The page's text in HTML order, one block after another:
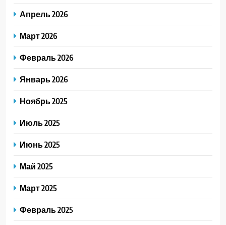
Апрель 2026
Март 2026
Февраль 2026
Январь 2026
Ноябрь 2025
Июль 2025
Июнь 2025
Май 2025
Март 2025
Февраль 2025